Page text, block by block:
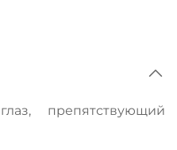
препятствующий